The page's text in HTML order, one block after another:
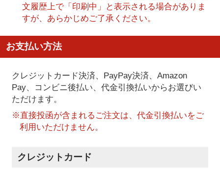
文履歴上で「印刷中」と表示される場合がありま
すが、あらかじめご了承ください。
お支払い方法
クレジットカード決済、PayPay決済、Amazon
Pay、コンビニ後払い、代金引換払いからお選びい
ただけます。
※直接投函が含まれるご注文は、代金引換払いをご
利用いただけません。
クレジットカード